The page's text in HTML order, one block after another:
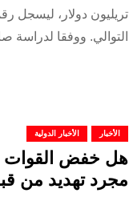
تريليون دولار، ليسجل
التوالي. ووفقا
الأخبار الأخبار الدولية
هل خفض القوات
مجرد تهديد من